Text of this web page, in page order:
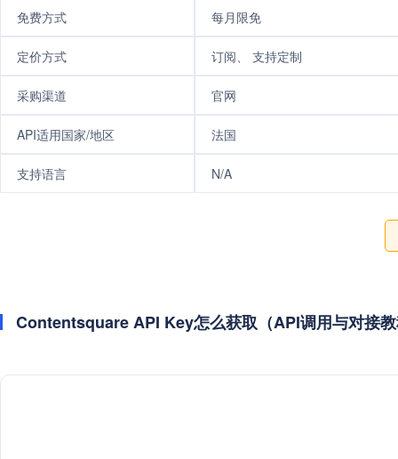
免费方式 每月限免
定价方式 订阅、 支持定制
采购渠道 官网
API适用国家/地区 法国
支持语言 N/A
Contentsquare API Key怎么获取（API调用与对接